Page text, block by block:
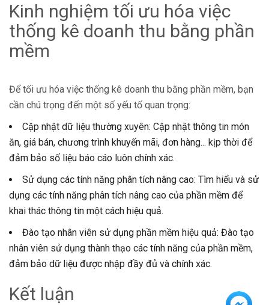
Kinh nghiệm tối ưu hóa việc
thống kê doanh thu bằng phần
mềm
Để tối ưu hóa việc thống kê doanh thu bằng phần mềm, bạn
cần chú trọng đến một số yếu tố quan trọng:
Cập nhật dữ liệu thường xuyên: Cập nhật thông tin món
ăn, giá bán, chương trình khuyến mãi, đơn hàng... kịp thời để
đảm bảo số liệu báo cáo luôn chính xác.
Sử dụng các tính năng phân tích nâng cao: Tìm hiểu và sử
dụng các tính năng phân tích nâng cao của phần mềm để
khai thác thông tin một cách hiệu quả.
Đào tạo nhân viên sử dụng phần mềm hiệu quả: Đào tạo
nhân viên sử dụng thành thạo các tính năng của phần mềm,
đảm bảo dữ liệu được nhập đầy đủ và chính xác.
Kết luận